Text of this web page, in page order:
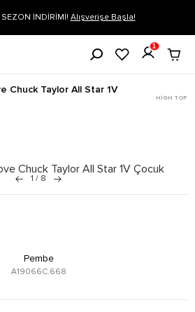
İNDİRİMİ! Alışverişe Başla!
1
Chuck Taylor All Star 1V
HIGH TOP
1 / 8
Pembe
A19066C.668